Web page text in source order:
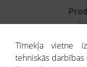
Tīmekļa vietne
tehniskās darbības